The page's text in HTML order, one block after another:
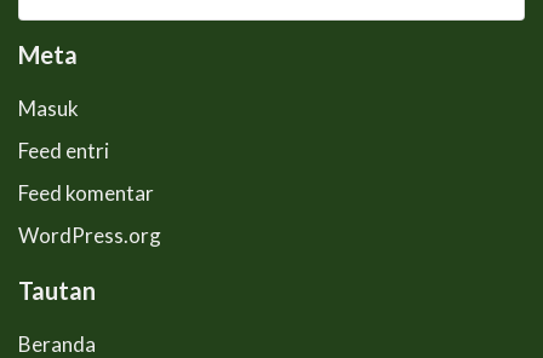
Meta
Masuk
Feed entri
Feed komentar
WordPress.org
Tautan
Beranda